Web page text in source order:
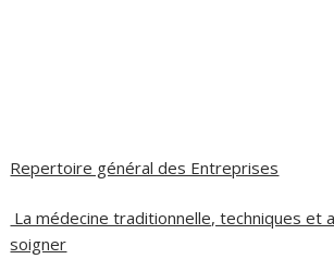
Repertoire général des Entreprises
La médecine traditionnelle, techniques et
soigner